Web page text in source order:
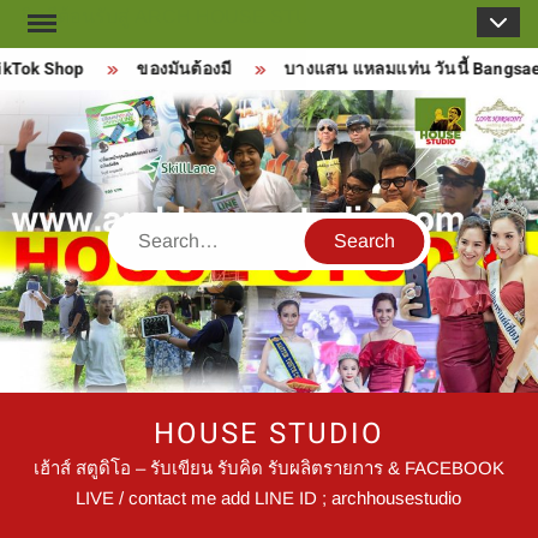
Skip
to
content
Shop ของมันต้องมี บางแสน แหลมแท่น วันนี้
Search
HOUSE STUDIO
เฮ้าส์ สตูดิโอ – รับเขียน รับคิด รับผลิตรายการ & FACEBOOK
LIVE / contact me add LINE ID ; archhousestudio